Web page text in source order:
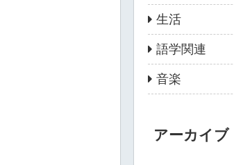
生活
語学関連
音楽
アーカイブ